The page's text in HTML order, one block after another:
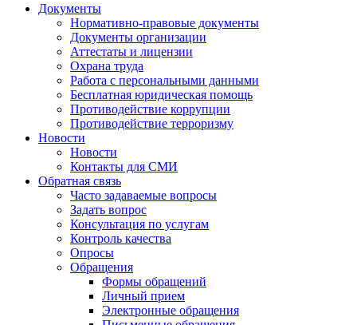
Документы
Нормативно-правовые документы
Документы организации
Аттестаты и лицензии
Охрана труда
Работа с персональными данными
Бесплатная юридическая помощь
Противодействие коррупции
Противодействие терроризму
Новости
Новости
Контакты для СМИ
Обратная связь
Часто задаваемые вопросы
Задать вопрос
Консультация по услугам
Контроль качества
Опросы
Обращения
Формы обращений
Личный прием
Электронные обращения